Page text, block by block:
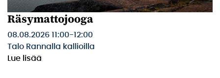
Räsymattojooga
08.08.2026 11:00-12:00
Talo Rannalla kallioilla
Lue lisää